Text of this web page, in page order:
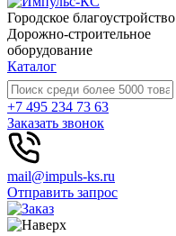
Городское благоустройство
Дорожно-строительное
оборудование
Каталог
+7 495 234 73 63
Заказать звонок
mail@impuls-ks.ru
Отправить запрос